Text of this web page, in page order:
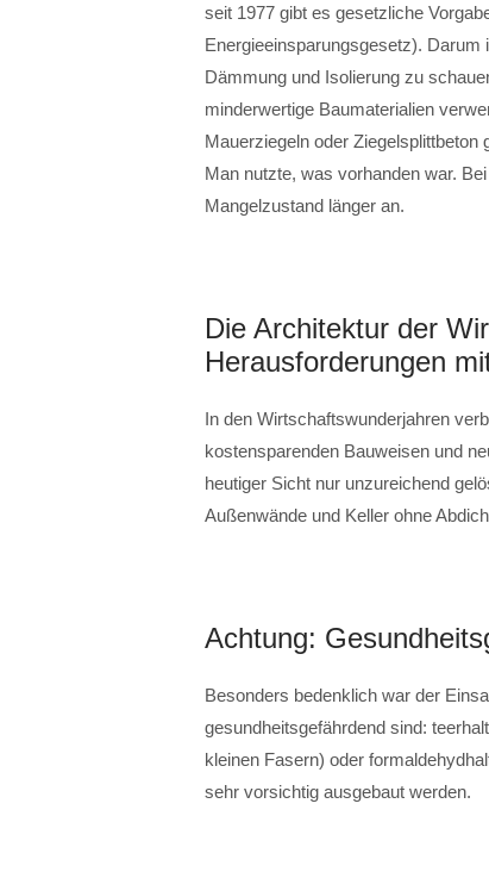
seit 1977 gibt es gesetzliche
Energieeinsparungsgesetz).
Dämmung und Isolierung zu
minderwertige Baumaterialien
Mauerziegeln oder
Man nutzte, was vorhanden war.
Mangelzustand länger an.
Die Architektur der
Herausforderungen
In den Wirtschaftswunderjahren
kostensparenden Bauweisen und
heutiger Sicht nur unzureichend
Außenwände und Keller ohne
Achtung:
Besonders bedenklich war der
gesundheitsgefährdend sind:
kleinen Fasern) oder
sehr vorsichtig ausgebaut werden.